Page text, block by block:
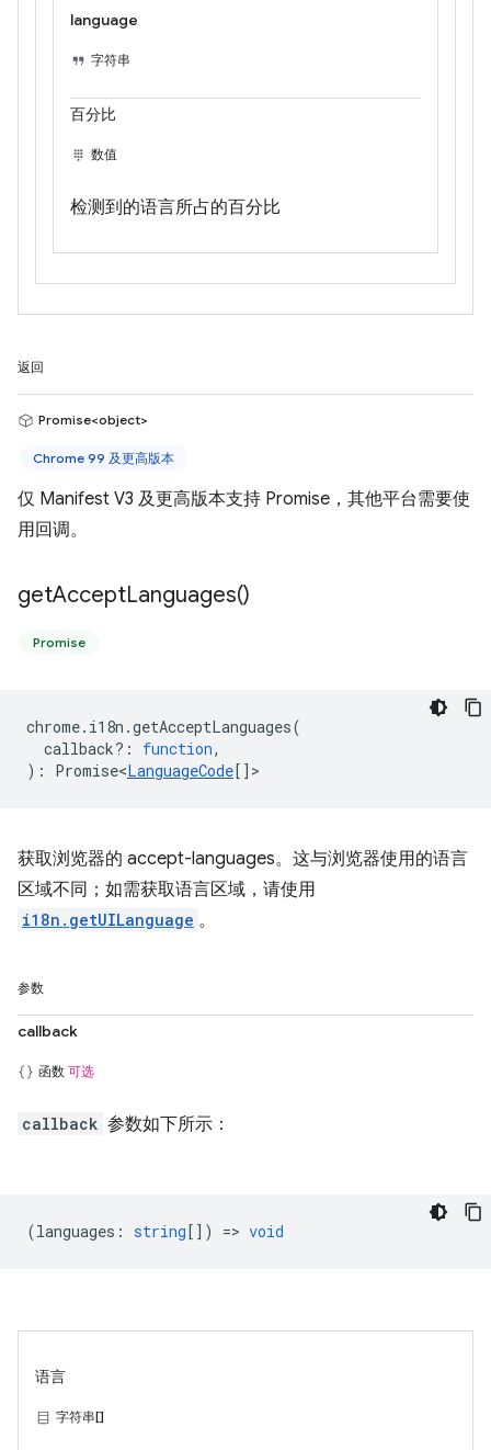
language
字符串
百分比
数值
检测到的语言所占的百分比
返回
Promise<object>
Chrome 99 及更高版本
仅 Manifest V3 及更高版本支持 Promise，其他平台需要使
用回调。
getAcceptLanguages()
Promise
chrome. i18n .getAcceptLanguages(
callback? : function,
) : Promise<LanguageCode[] >
获取浏览器的 accept-languages。这与浏览器使用的语言
区域不同；如需获取语言区域，请使用
i18n.getUILanguage 。
参数
callback
函数 可选
callback 参数如下所示：
(languages : string[]) => void
语言
字符串[]